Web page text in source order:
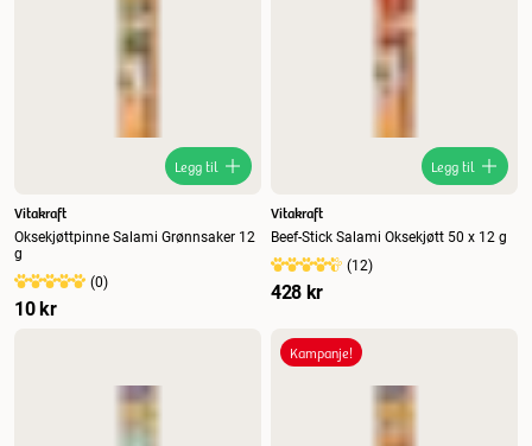
Legg til
Vitakraft
Oksekjøttpinne Salami Grønnsaker 12
g
(0)
10 kr
Legg til
Vitakraft
Beef-Stick Salami Oksekjøtt 50 x 12 g
(12)
428 kr
Kampanje!